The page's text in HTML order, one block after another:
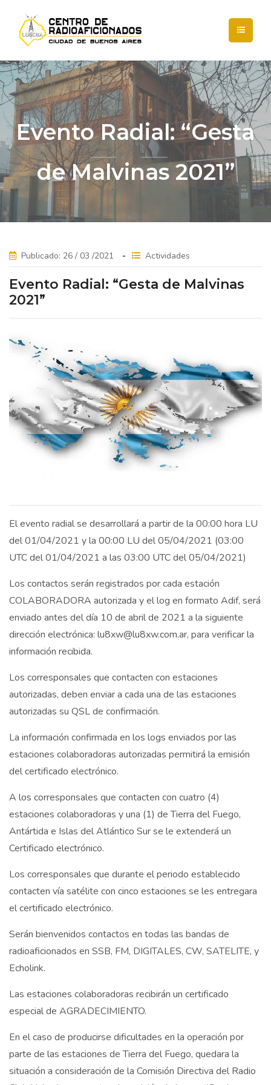
Evento Radial: “Gesta
de Malvinas 2021”
Publicado: 26 / 03 /2021 Actividades
Evento Radial: “Gesta de Malvinas
2021”
El evento radial se desarrollará a partir de la 00:00 hora LU
del 01/04/2021 y la 00:00 LU del 05/04/2021 (03:00
UTC del 01/04/2021 a las 03:00 UTC del 05/04/2021)
Los contactos serán registrados por cada estación
COLABORADORA autorizada y el log en formato Adif, será
enviado antes del día 10 de abril de 2021 a la siguiente
dirección electrónica: lu8xw@lu8xw.com.ar, para verificar la
información recibida.
Los corresponsales que contacten con estaciones
autorizadas, deben enviar a cada una de las estaciones
autorizadas su QSL de confirmación.
La información confirmada en los logs enviados por las
estaciones colaboradoras autorizadas permitirá la emisión
del certificado electrónico.
A los corresponsales que contacten con cuatro (4)
estaciones colaboradoras y una (1) de Tierra del Fuego,
Antártida e Islas del Atlántico Sur se le extenderá un
Certificado electrónico.
Los corresponsales que durante el periodo establecido
contacten vía satélite con cinco estaciones se les entregara
el certificado electrónico.
Serán bienvenidos contactos en todas las bandas de
radioaficionados en SSB, FM, DIGITALES, CW, SATELITE, y
Echolink.
Las estaciones colaboradoras recibirán un certificado
especial de AGRADECIMIENTO.
En el caso de producirse dificultades en la operación por
parte de las estaciones de Tierra del Fuego, quedara la
situación a consideración de la Comisión Directiva del Radio